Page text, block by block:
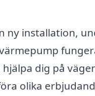
ny installation,
dig på
olika